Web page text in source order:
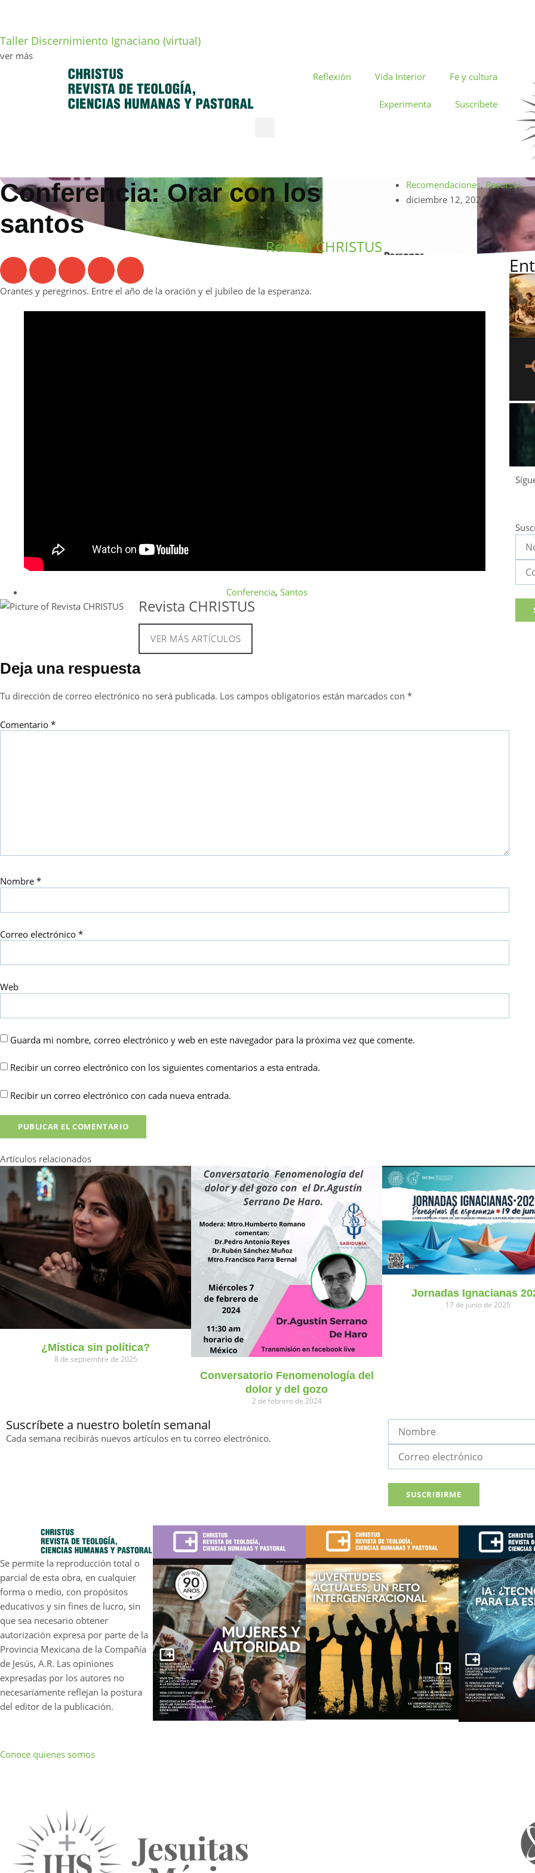
Taller Discernimiento Ignaciano (virtual)
ver más
Reflexión
Vida Interior Fe y cultura
Experimenta Suscríbete
Conferencia: Orar con los
santos
Revista CHRISTUS
Recomendaciones, Recursos
diciembre 12, 2024
Orantes y peregrinos. Entre el año de la oración y el jubileo de la esperanza.
Conferencia, Santos
Revista CHRISTUS
VER MÁS ARTÍCULOS
Deja una respuesta
Tu dirección de correo electrónico no será publicada. Los campos obligatorios están marcados con *
Comentario *
Nombre *
Correo electrónico *
Web
Guarda mi nombre, correo electrónico y web en este navegador para la próxima vez que comente.
Recibir un correo electrónico con los siguientes comentarios a esta entrada.
Recibir un correo electrónico con cada nueva entrada.
Artículos relacionados
¿Mística sin política?
8 de septiembre de 2025
Conversatorio Fenomenología del
dolor y del gozo
2 de febrero de 2024
Jornadas Ignacianas
17 de junio de 2025
Suscríbete a nuestro boletín semanal
Cada semana recibirás nuevos artículos en tu correo electrónico.
Se permite la reproducción total o
parcial de esta obra, en cualquier
forma o medio, con propósitos
educativos y sin fines de lucro, sin
que sea necesario obtener
autorización expresa por parte de la
Provincia Mexicana de la Compañía
de Jesús, A.R. Las opiniones
expresadas por los autores no
necesariamente reflejan la postura
del editor de la publicación.
Conoce quienes somos